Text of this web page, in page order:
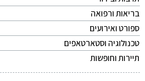
בריאות ורפואה
ספורט ואירועים
טכנולוגיה וסטארטאפים
תיירות וחופשות